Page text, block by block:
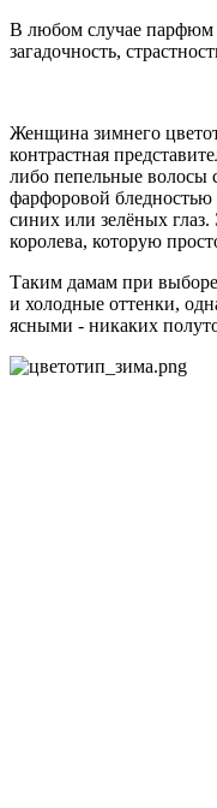
В любом случае парфюм
загадочность,
Женщина зимнего
контрастная
либо пепельные волосы
фарфоровой
синих или зелёных глаз.
королева, которую
Таким дамам при
и холодные оттенки,
ясными - никаких